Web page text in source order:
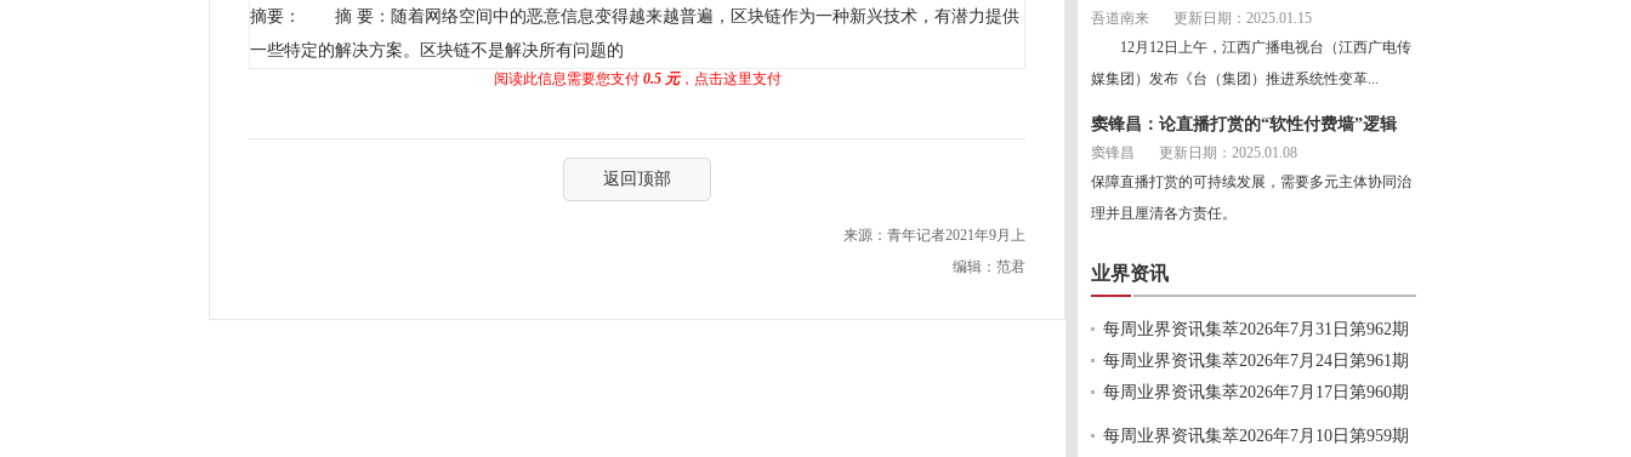
摘要： 摘 要：随着网络空间中的恶意信息变得越来越普遍，区块链作为一种新兴技术，有潜力提供
一些特定的解决方案。区块链不是解决所有问题的
阅读此信息需要您支付 0.5 元，点击这里支付
返回顶部
来源：青年记者2021年9月上
编辑：范君
吾道南来
更新日期：2025.01.15
12月12日上午，江西广播电视台（江西广电传
媒集团）发布《台（集团）推进系统性变革...
窦锋昌：论直播打赏的“软性付费墙”逻辑
窦锋昌
更新日期：2025.01.08
保障直播打赏的可持续发展，需要多元主体协同治
理并且厘清各方责任。
业界资讯
每周业界资讯集萃2026年7月31日第962期
每周业界资讯集萃2026年7月24日第961期
每周业界资讯集萃2026年7月17日第960期
每周业界资讯集萃2026年7月10日第959期